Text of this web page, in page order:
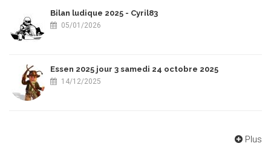
Bilan ludique 2025 - Cyril83
05/01/2026
Essen 2025 jour 3 samedi 24 octobre 2025
14/12/2025
Plus